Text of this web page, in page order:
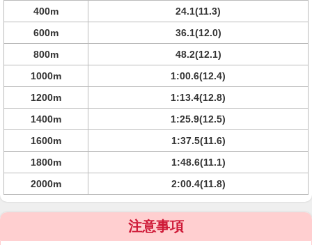
400m
24.1(11.3)
600m
36.1(12.0)
800m
48.2(12.1)
1000m
1:00.6(12.4)
1200m
1:13.4(12.8)
1400m
1:25.9(12.5)
1600m
1:37.5(11.6)
1800m
1:48.6(11.1)
2000m
2:00.4(11.8)
注意事項